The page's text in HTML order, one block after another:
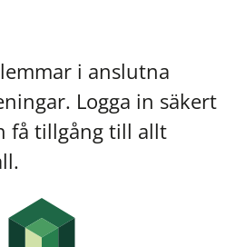
i anslutna
Logga in säkert
få tillgång till allt